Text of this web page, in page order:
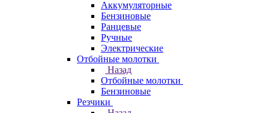
Аккумуляторные
Бензиновые
Ранцевые
Ручные
Электрические
Отбойные молотки
Назад
Отбойные молотки
Бензиновые
Резчики